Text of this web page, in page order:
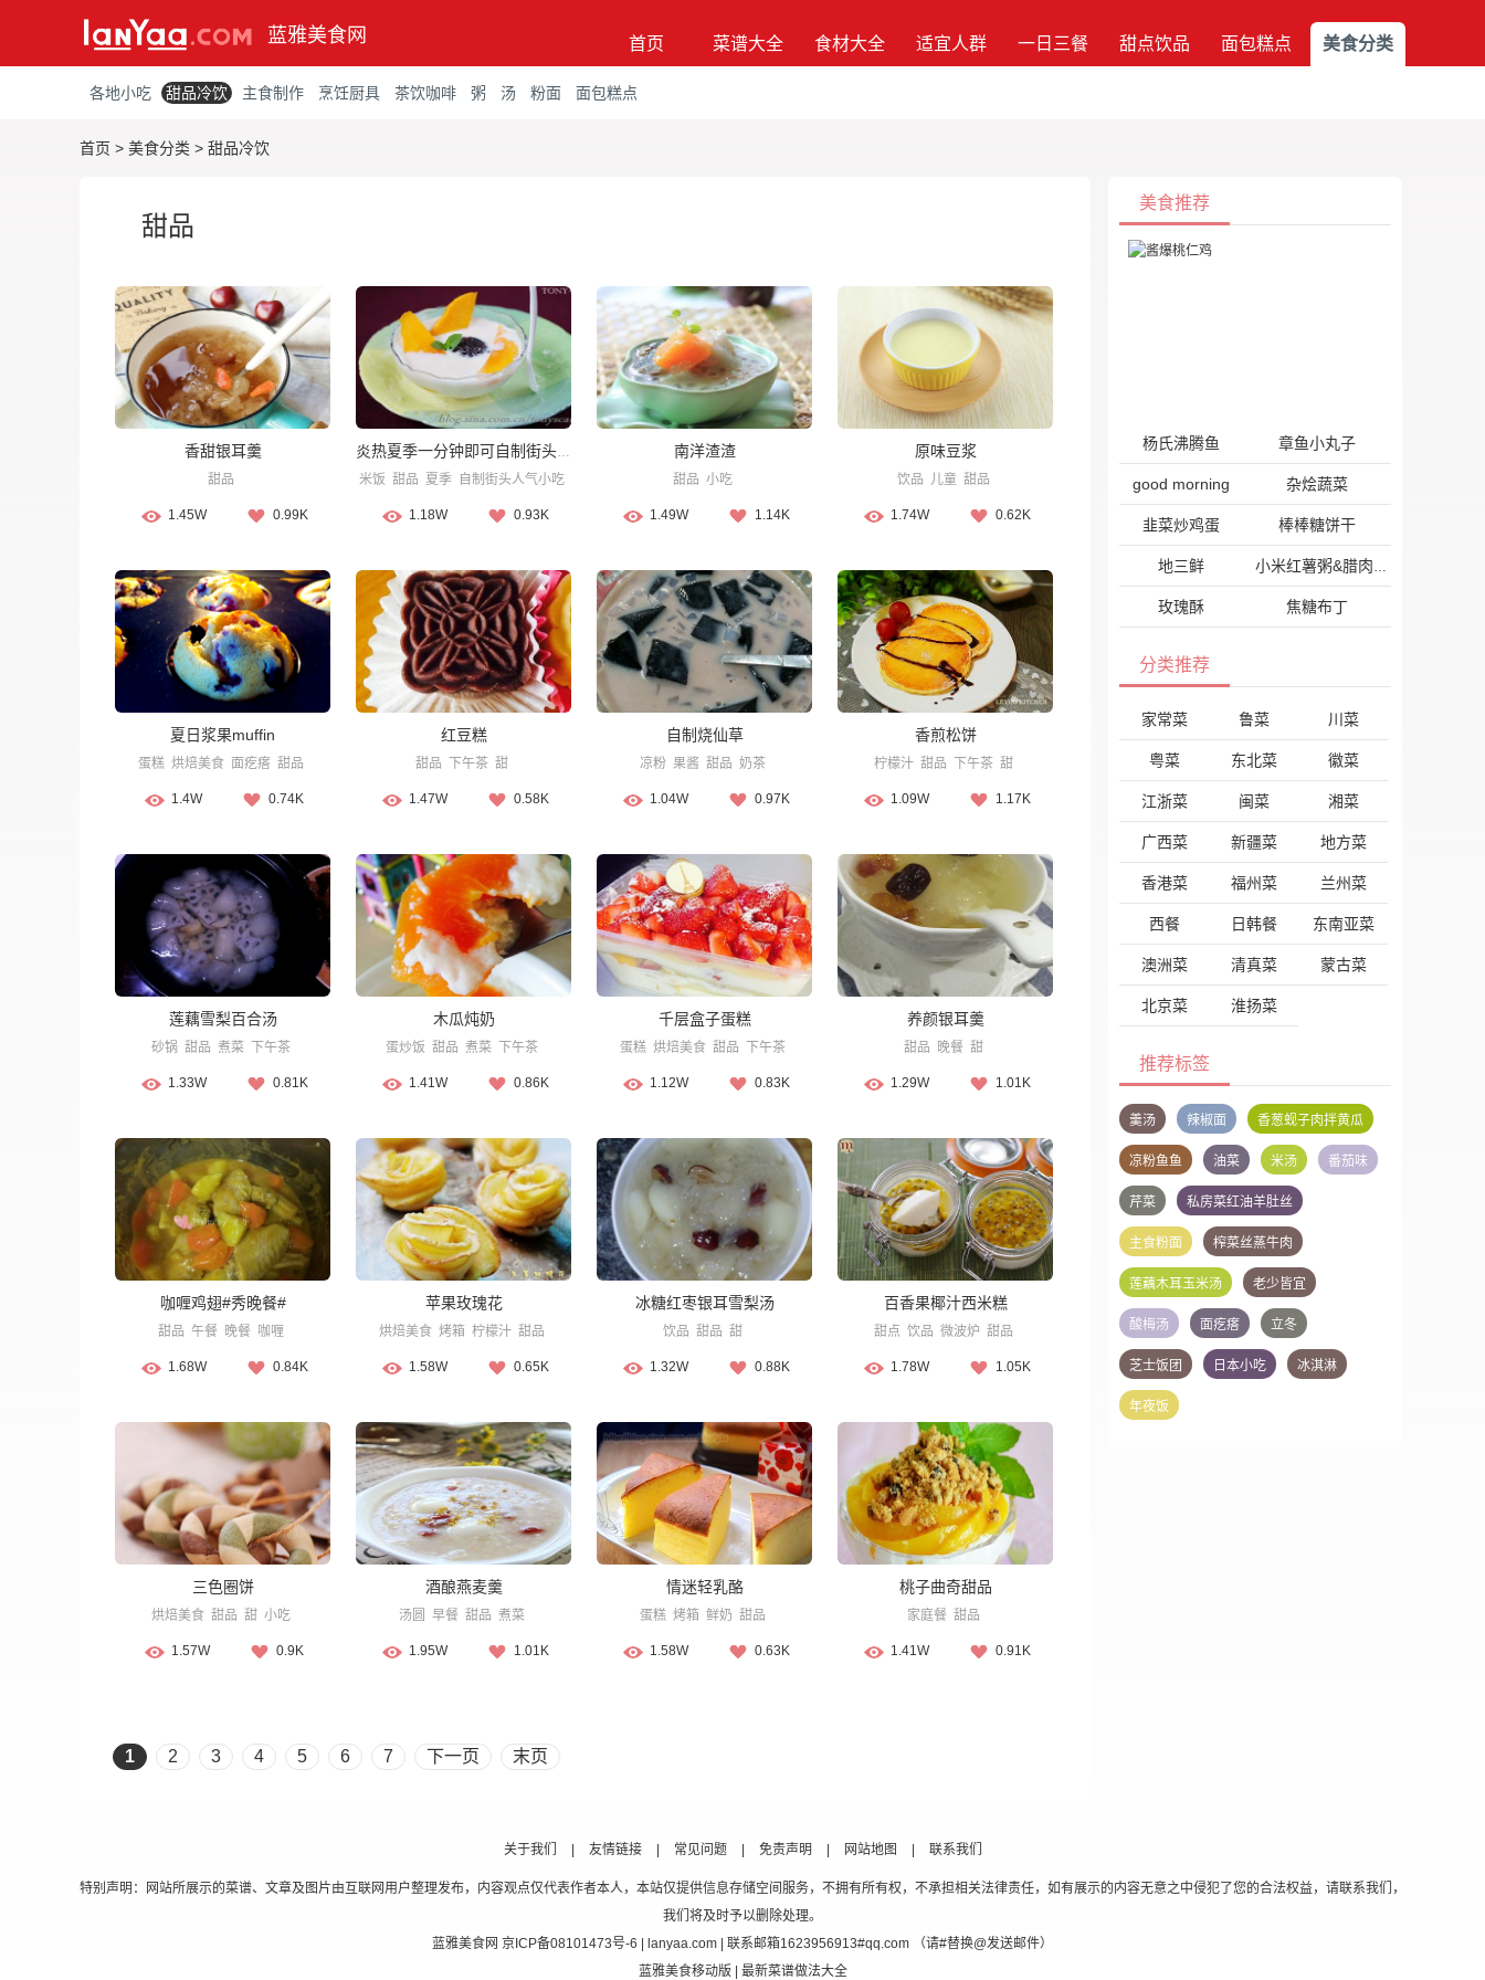
蓝雅美食网 首页 菜谱大全 食材大全 适宜人群 一日三餐 甜点饮品 面包糕点 美食分类
各地小吃 甜品冷饮 主食制作 烹饪厨具 茶饮咖啡 粥 汤 粉面 面包糕点
首页 > 美食分类 > 甜品冷饮
甜品
香甜银耳羹
甜品
1.45W 0.99K
炎热夏季一分钟即可自制街头人气甜品
米饭 甜品 夏季 自制街头人气小吃
1.18W 0.93K
南洋渣渣
甜品 小吃
1.49W 1.14K
原味豆浆
饮品 儿童 甜品
1.74W 0.62K
夏日浆果muffin
蛋糕 烘焙美食 面疙瘩 甜品
1.4W 0.74K
红豆糕
甜品 下午茶 甜
1.47W 0.58K
自制烧仙草
凉粉 果酱 甜品 奶茶
1.04W 0.97K
香煎松饼
柠檬汁 甜品 下午茶 甜
1.09W 1.17K
莲藕雪梨百合汤
砂锅 甜品 煮菜 下午茶
1.33W 0.81K
木瓜炖奶
蛋炒饭 甜品 煮菜 下午茶
1.41W 0.86K
千层盒子蛋糕
蛋糕 烘焙美食 甜品 下午茶
1.12W 0.83K
养颜银耳羹
甜品 晚餐 甜
1.29W 1.01K
咖喱鸡翅#秀晚餐#
甜品 午餐 晚餐 咖喱
1.68W 0.84K
苹果玫瑰花
烘焙美食 烤箱 柠檬汁 甜品
1.58W 0.65K
冰糖红枣银耳雪梨汤
饮品 甜品 甜
1.32W 0.88K
百香果椰汁西米糕
甜点 饮品 微波炉 甜品
1.78W 1.05K
三色圈饼
烘焙美食 甜品 甜 小吃
1.57W 0.9K
酒酿燕麦羹
汤圆 早餐 甜品 煮菜
1.95W 1.01K
情迷轻乳酪
蛋糕 烤箱 鲜奶 甜品
1.58W 0.63K
桃子曲奇甜品
家庭餐 甜品
1.41W 0.91K
1 2 3 4 5 6 7 下一页 末页
美食推荐
杨氏沸腾鱼 章鱼小丸子
good morning 杂烩蔬菜
韭菜炒鸡蛋 棒棒糖饼干
地三鲜 小米红薯粥&腊肉蒸蛋
玫瑰酥 焦糖布丁
分类推荐
家常菜 鲁菜 川菜
粤菜 东北菜 徽菜
江浙菜 闽菜 湘菜
广西菜 新疆菜 地方菜
香港菜 福州菜 兰州菜
西餐 日韩餐 东南亚菜
澳洲菜 清真菜 蒙古菜
北京菜 淮扬菜
推荐标签
羹汤 辣椒面 香葱蚬子肉拌黄瓜
凉粉鱼鱼 油菜 米汤 番茄味
芹菜 私房菜红油羊肚丝
主食粉面 榨菜丝蒸牛肉
莲藕木耳玉米汤 老少皆宜
酸梅汤 面疙瘩 立冬
芝士饭团 日本小吃 冰淇淋
年夜饭
关于我们 友情链接 常见问题 免责声明 网站地图 联系我们
特别声明：网站所展示的菜谱、文章及图片由互联网用户整理发布，内容观点仅代表作者本人，本站仅提供信息存储空间服务，不拥有所有权，不承担相关法律责任，如有展示的内容无意之中侵犯了您的合法权益，请联系我们，
我们将及时予以删除处理。
蓝雅美食网 京ICP备08101473号-6 | lanyaa.com | 联系邮箱1623956913#qq.com （请#替换@发送邮件）
蓝雅美食移动版 | 最新菜谱做法大全